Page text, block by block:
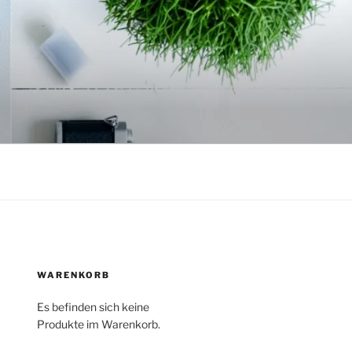
WARENKORB
Es befinden sich keine
Produkte im Warenkorb.